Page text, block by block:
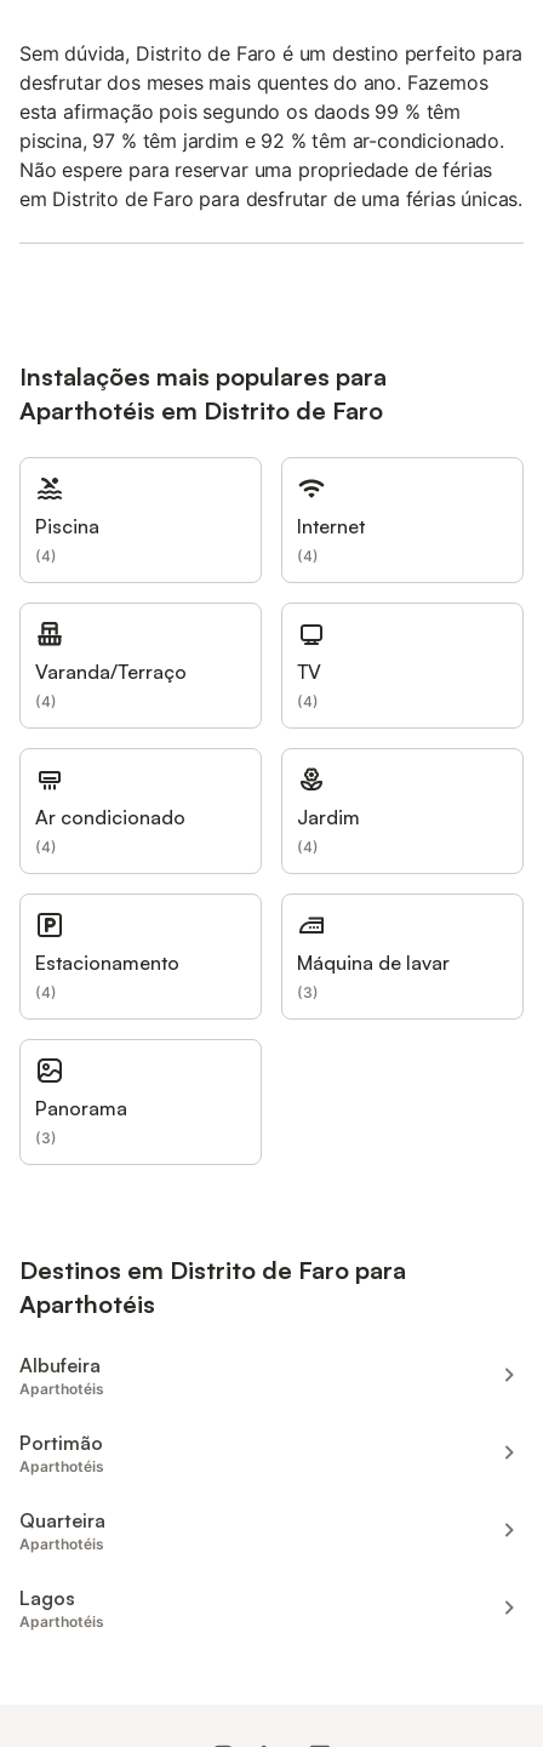
Sem dúvida, Distrito de Faro é um destino perfeito para
desfrutar dos meses mais quentes do ano. Fazemos
esta afirmação pois segundo os daods 99 % têm
piscina, 97 % têm jardim e 92 % têm ar-condicionado.
Não espere para reservar uma propriedade de férias
em Distrito de Faro para desfrutar de uma férias únicas.
Instalações mais populares para
Aparthotéis em Distrito de Faro
Piscina
(4)
Internet
(4)
Varanda/Terraço
(4)
TV
(4)
Ar condicionado
(4)
Jardim
(4)
Estacionamento
(4)
Máquina de lavar
(3)
Panorama
(3)
Destinos em Distrito de Faro para
Aparthotéis
Albufeira
Aparthotéis
Portimão
Aparthotéis
Quarteira
Aparthotéis
Lagos
Aparthotéis